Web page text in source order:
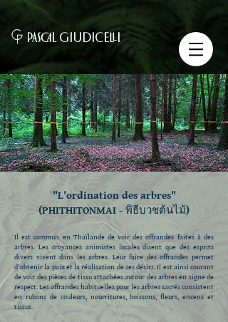
PASCAL GIUDICELLI
"L'ordination des arbres"
(PHITHITONMAI - พิธีบวชต้นไม้)
Il est commun en Thaïlande de voir des offrandes faites à des
arbres. Les croyances animistes locales disent que des esprits
divers vivent dans les arbres. Leur faire des offrandes permet
d'obtenir la paix et la réalisation de ses désirs. Il est ainsi courant
de voir des pièces de tissu attachées autour des arbres en signe de
respect. Les offrandes habituelles pour les arbres sacrés consistent
en rubans de couleurs, nourritures, boissons, fleurs, encens et
tissus.